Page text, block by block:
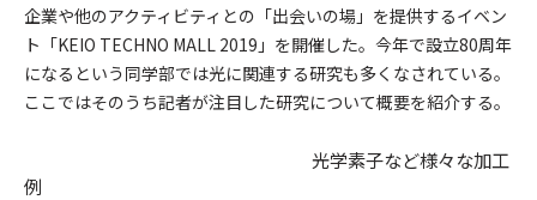
企業や他のアクティビティとの「出会いの場」を提供するイベン
ト「KEIO TECHNO MALL 2019」を開催した。今年で設立80周年
になるという同学部では光に関連する研究も多くなされている。
ここではそのうち記者が注目した研究について概要を紹介する。
光学素子など様々な加工
例